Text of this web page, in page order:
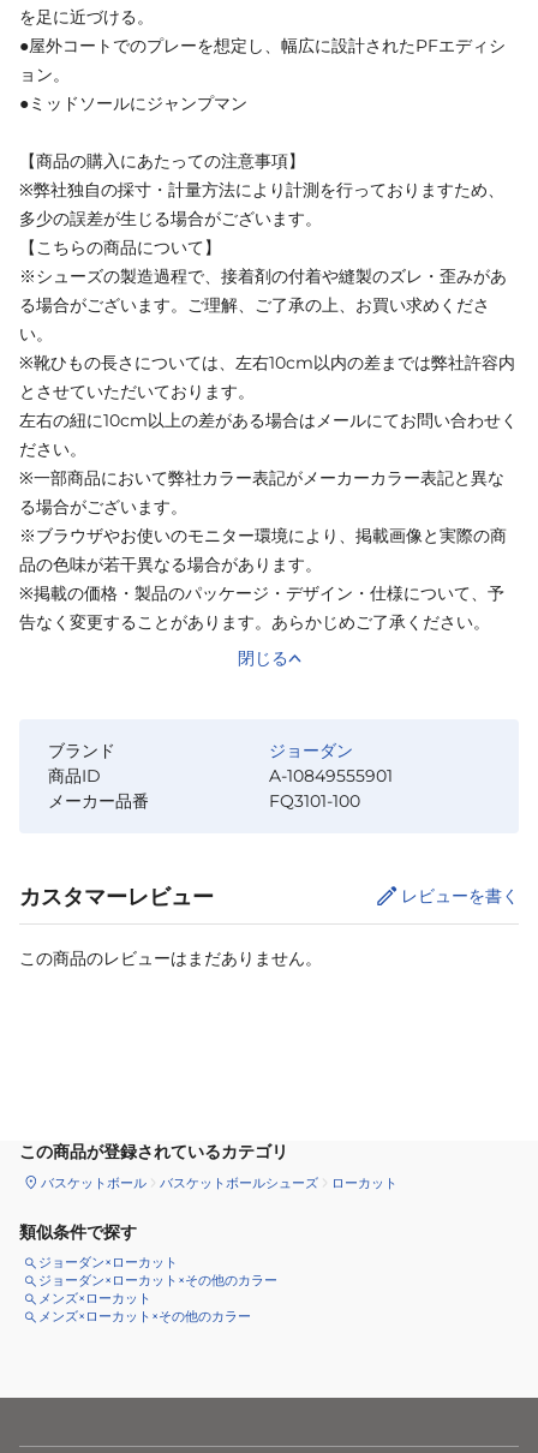
を足に近づける。
●屋外コートでのプレーを想定し、幅広に設計されたPFエディシ
ョン。
●ミッドソールにジャンプマン
【商品の購入にあたっての注意事項】
※弊社独自の採寸・計量方法により計測を行っておりますため、
多少の誤差が生じる場合がございます。
【こちらの商品について】
※シューズの製造過程で、接着剤の付着や縫製のズレ・歪みがあ
る場合がございます。ご理解、ご了承の上、お買い求めくださ
い。
※靴ひもの長さについては、左右10cm以内の差までは弊社許容内
とさせていただいております。
左右の紐に10cm以上の差がある場合はメールにてお問い合わせく
ださい。
※一部商品において弊社カラー表記がメーカーカラー表記と異な
る場合がございます。
※ブラウザやお使いのモニター環境により、掲載画像と実際の商
品の色味が若干異なる場合があります。
※掲載の価格・製品のパッケージ・デザイン・仕様について、予
告なく変更することがあります。あらかじめご了承ください。
閉じる
ブランド
ジョーダン
商品ID
A-10849555901
メーカー品番
FQ3101-100
カスタマーレビュー レビューを書く
この商品のレビューはまだありません。
この商品が登録されているカテゴリ
バスケットボール バスケットボールシューズ ローカット
類似条件で探す
ジョーダン×ローカット
ジョーダン×ローカット×その他のカラー
メンズ×ローカット
メンズ×ローカット×その他のカラー